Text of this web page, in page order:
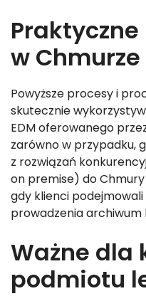
w
Powyższe procesy i
skutecznie
EDM oferowanego
zarówno w przypadku,
z rozwiązań
on premise) do Chmury
gdy klienci
prowadzenia archiwum
Ważne dla
podmiotu